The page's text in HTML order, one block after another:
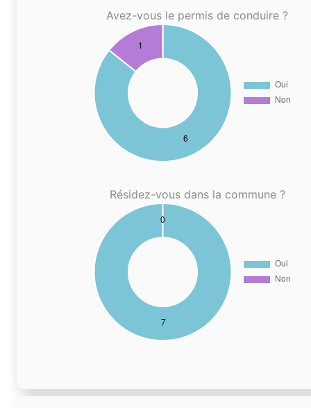
Avez-vous le permis de conduire ?
Résidez-vous dans la commune ?